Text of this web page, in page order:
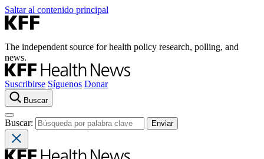
Saltar al contenido principal
The independent source for health policy research, polling, and
news.
Suscribirse Síguenos Donar
Buscar
Buscar: